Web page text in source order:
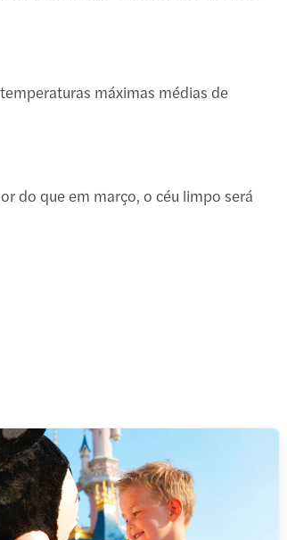
máximas médias de
do que em março, o céu limpo será